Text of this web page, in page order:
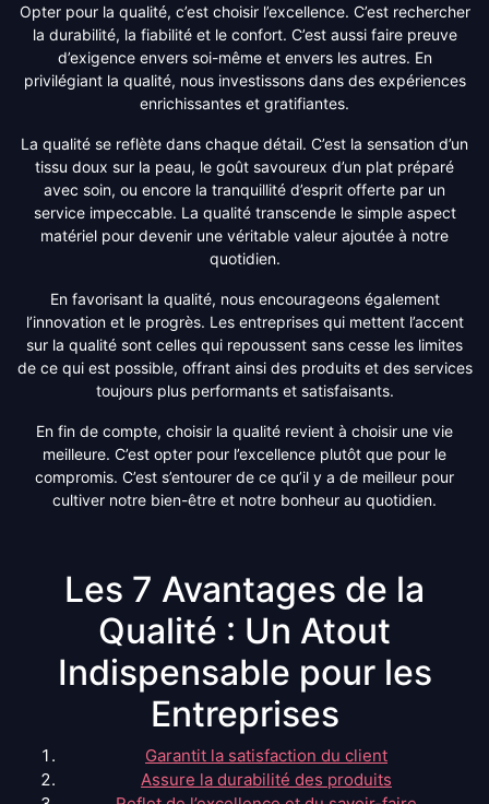
Opter pour la qualité, c’est choisir l’excellence. C’est rechercher
la durabilité, la fiabilité et le confort. C’est aussi faire preuve
d’exigence envers soi-même et envers les autres. En
privilégiant la qualité, nous investissons dans des expériences
enrichissantes et gratifiantes.
La qualité se reflète dans chaque détail. C’est la sensation d’un
tissu doux sur la peau, le goût savoureux d’un plat préparé
avec soin, ou encore la tranquillité d’esprit offerte par un
service impeccable. La qualité transcende le simple aspect
matériel pour devenir une véritable valeur ajoutée à notre
quotidien.
En favorisant la qualité, nous encourageons également
l’innovation et le progrès. Les entreprises qui mettent l’accent
sur la qualité sont celles qui repoussent sans cesse les limites
de ce qui est possible, offrant ainsi des produits et des services
toujours plus performants et satisfaisants.
En fin de compte, choisir la qualité revient à choisir une vie
meilleure. C’est opter pour l’excellence plutôt que pour le
compromis. C’est s’entourer de ce qu’il y a de meilleur pour
cultiver notre bien-être et notre bonheur au quotidien.
Les 7 Avantages de la
Qualité : Un Atout
Indispensable pour les
Entreprises
Garantit la satisfaction du client
Assure la durabilité des produits